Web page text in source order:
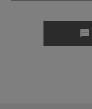
sms